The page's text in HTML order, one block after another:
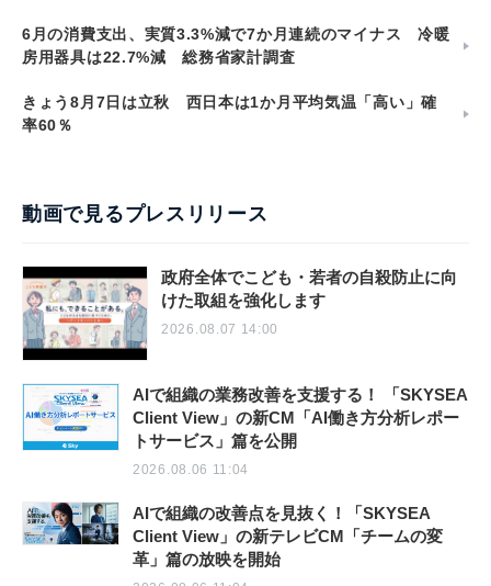
6月の消費支出、実質3.3%減で7か月連続のマイナス 冷暖
房用器具は22.7%減 総務省家計調査
きょう8月7日は立秋 西日本は1か月平均気温「高い」確
率60％
動画で見るプレスリリース
政府全体でこども・若者の自殺防止に向
けた取組を強化します
2026.08.07 14:00
AIで組織の業務改善を支援する！ 「SKYSEA
Client View」の新CM「AI働き方分析レポー
トサービス」篇を公開
2026.08.06 11:04
AIで組織の改善点を見抜く！「SKYSEA
Client View」の新テレビCM「チームの変
革」篇の放映を開始